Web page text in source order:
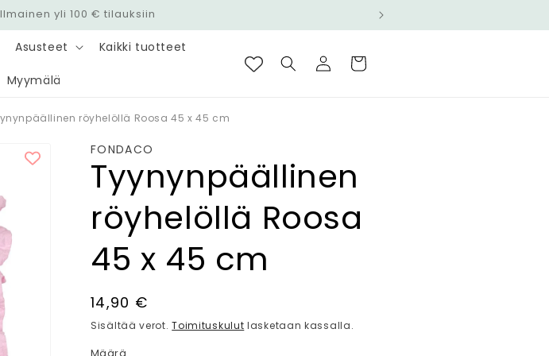
yli 100 € tilauksiin
Asusteet Kaikki tuotteet
Myymälä
Kirjaudu
sisään
Ostoskori
röyhelöllä Roosa 45 x 45 cm
FONDACO
Tyynynpäällinen
röyhelöllä Roosa
45 x 45 cm
Normaalihinta
14,90 €
Sisältää verot.Toimituskulut lasketaan kassalla.